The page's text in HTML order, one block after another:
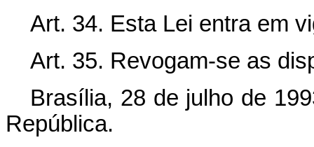
Art. 34. Esta Lei entra em
Art. 35. Revogam-se as
Brasília, 28 de julho de
República.